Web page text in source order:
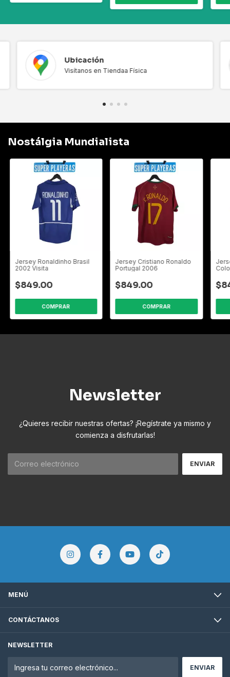
Ubicación
Visítanos en Tiendaa Física
Nostálgia Mundialista
Jersey Ronaldinho Brasil
2002 Visita
$849.00
COMPRAR
Jersey Cristiano Ronaldo
Portugal 2006
$849.00
COMPRAR
Newsletter
¿Quieres recibir nuestras ofertas? ¡Regístrate ya mismo y
comienza a disfrutarlas!
MENÚ
CONTÁCTANOS
NEWSLETTER